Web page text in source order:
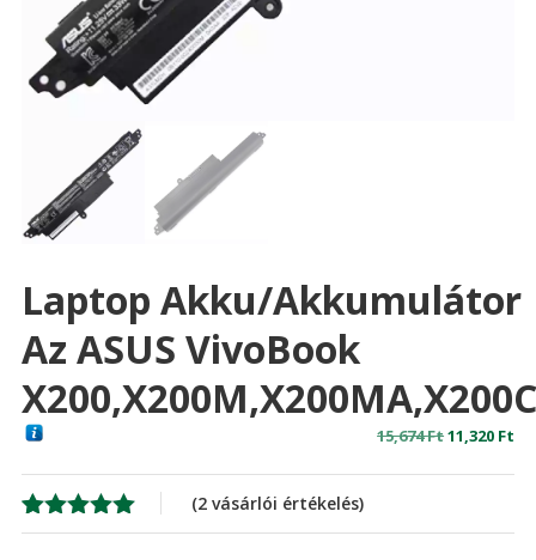
Laptop Akku/akkumulátor
Az ASUS VivoBook
15,674FtOriginal
11,320 Ft
Értékelés
2
(2 vásárlói értékelés)